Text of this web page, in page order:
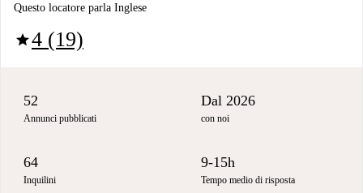
Questo locatore parla Inglese
star4 (19)
52
Annunci pubblicati
Dal 2026
con noi
64
Inquilini
9-15h
Tempo medio di risposta